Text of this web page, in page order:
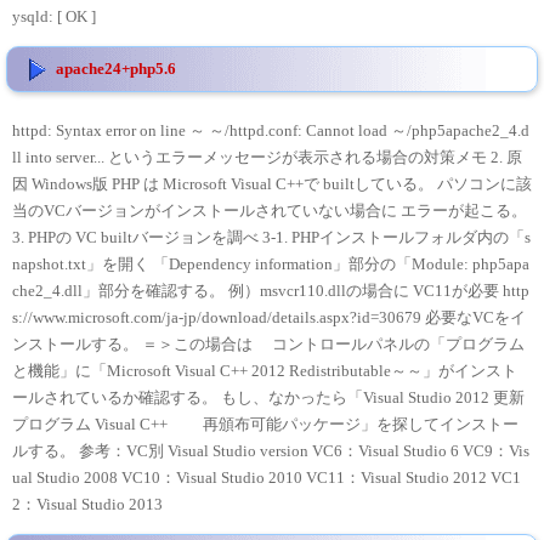
ysqld: [ OK ]
apache24+php5.6
httpd: Syntax error on line ～ ～/httpd.conf: Cannot load ～/php5apache2_4.d
ll into server... というエラーメッセージが表示される場合の対策メモ 2. 原
因 Windows版 PHP は Microsoft Visual C++で builtしている。 パソコンに該
当のVCバージョンがインストールされていない場合に エラーが起こる。
3. PHPの VC builtバージョンを調べ 3-1. PHPインストールフォルダ内の「s
napshot.txt」を開く 「Dependency information」部分の「Module: php5apa
che2_4.dll」部分を確認する。 例）msvcr110.dllの場合に VC11が必要 http
s://www.microsoft.com/ja-jp/download/details.aspx?id=30679 必要なVCをイ
ンストールする。 ＝＞この場合は コントロールパネルの「プログラム
と機能」に「Microsoft Visual C++ 2012 Redistributable～～」がインスト
ールされているか確認する。 もし、なかったら「Visual Studio 2012 更新
プログラム Visual C++ 再頒布可能パッケージ」を探してインストー
ルする。 参考：VC別 Visual Studio version VC6：Visual Studio 6 VC9：Vis
ual Studio 2008 VC10：Visual Studio 2010 VC11：Visual Studio 2012 VC1
2：Visual Studio 2013